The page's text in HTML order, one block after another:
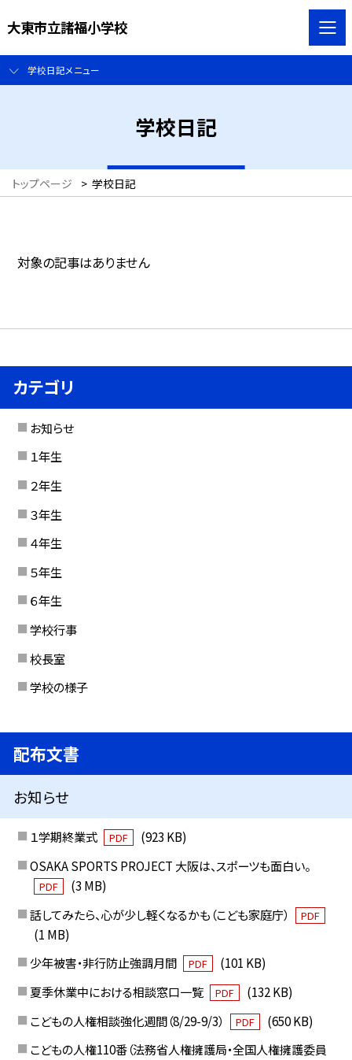
大東市立諸福小学校
学校日記メニュー
学校日記
トップページ > 学校日記
対象の記事はありません
カテゴリ
お知らせ
１年生
２年生
３年生
４年生
５年生
６年生
学校行事
校長室
学校の様子
配布文書
お知らせ
１学期終業式 PDF
(923 KB)
OSAKA SPORTS PROJECT 大阪は、スポーツも面白い。
PDF
(3 MB)
話してみたら、心が少し軽くなるかも（こども家庭庁）
PDF
(1 MB)
少年被害・非行防止強調月間
PDF
(101 KB)
夏季休業中における相談窓口一覧
PDF
(132 KB)
こどもの人権相談強化週間（8/29-9/3）
PDF
(650 KB)
こどもの人権110番（法務省人権擁護局・全国人権擁護委員